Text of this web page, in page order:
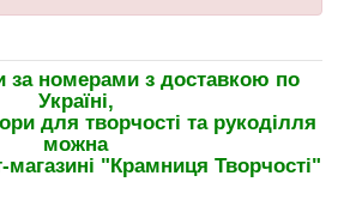
за номерами з доставкою по
Україні,
для творчості та рукоділля
можна
магазині "Крамниця Творчості"